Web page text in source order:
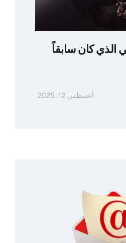
الذي كان سابقاً
أغسطس 12, 2025